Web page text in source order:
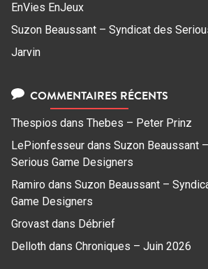
EnVies EnJeux
Suzon Beaussant – Syndicat des
Jarvin
COMMENTAIRES RÉCENTS
Thespios dans Thebes – Peter Prinz
LePionfesseur dans Suzon Beaussant
Serious Game Designers
Ramiro dans Suzon Beaussant –
Game Designers
Grovast dans Débrief
Delloth dans Chroniques – Juin 2026